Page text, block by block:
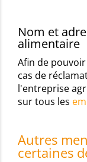
Nom et
alimentaire
Afin de
cas de
l'entreprise
sur tous les
Autres
certaines